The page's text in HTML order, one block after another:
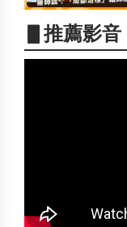
▋推薦影音